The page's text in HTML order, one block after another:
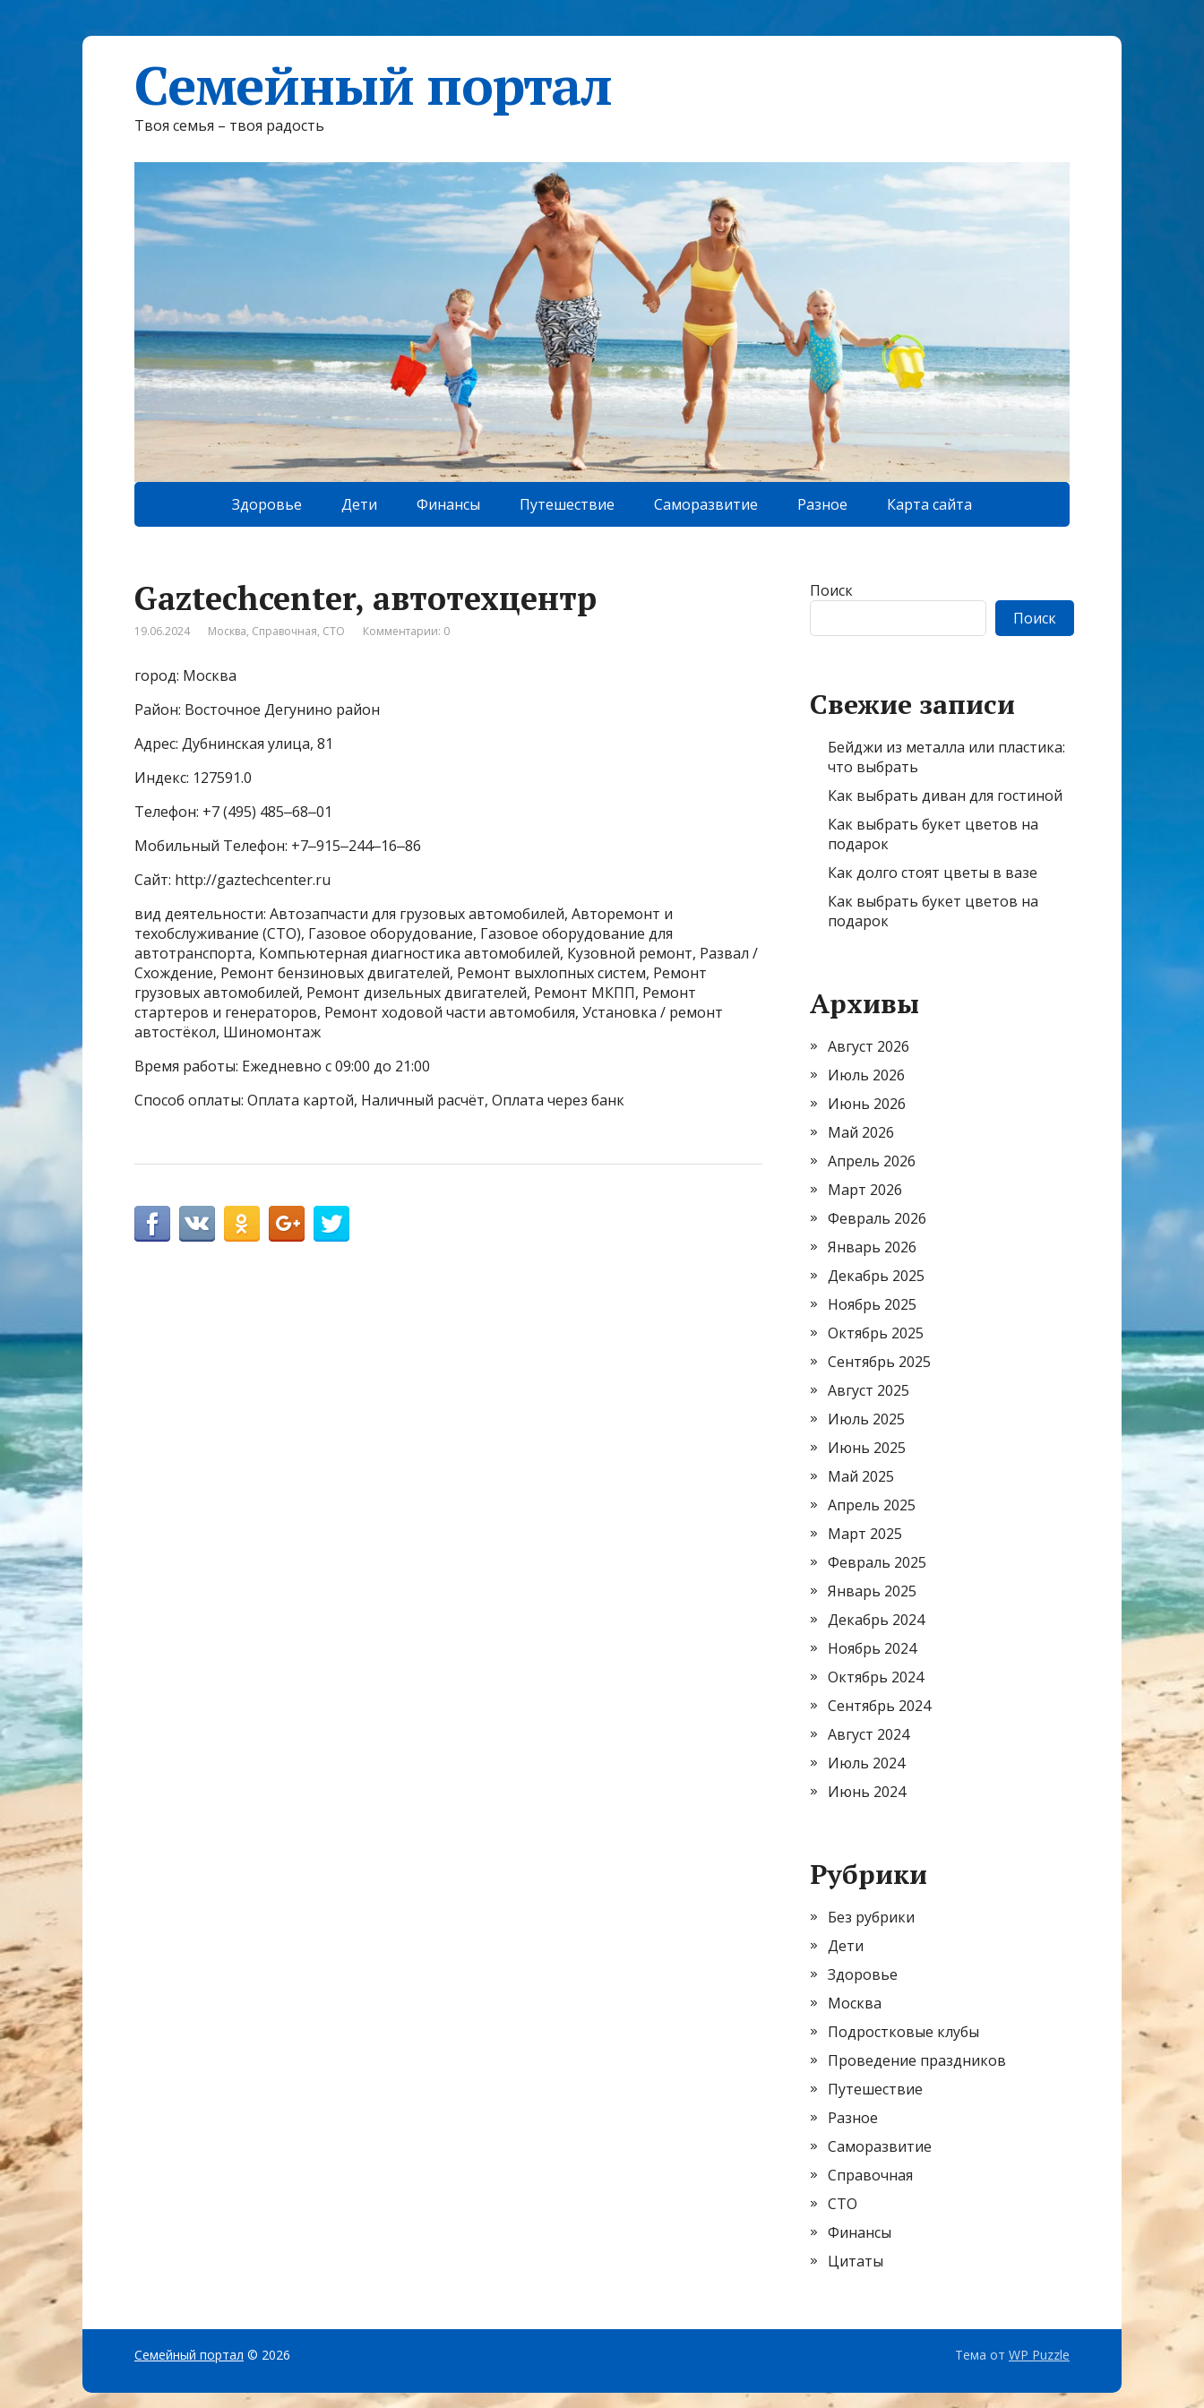
Семейный портал
Твоя семья – твоя радость
Здоровье Дети Финансы Путешествие Саморазвитие Разное Карта сайта
Gaztechcenter, автотехцентр
19.06.2024 Москва, Справочная, СТО Комментарии: 0
город: Москва
Район: Восточное Дегунино район
Адрес: Дубнинская улица, 81
Индекс: 127591.0
Телефон: +7 (495) 485‒68‒01
Мобильный Телефон: +7‒915‒244‒16‒86
Сайт: http://gaztechcenter.ru
вид деятельности: Автозапчасти для грузовых автомобилей, Авторемонт и
техобслуживание (СТО), Газовое оборудование, Газовое оборудование для
автотранспорта, Компьютерная диагностика автомобилей, Кузовной ремонт, Развал /
Схождение, Ремонт бензиновых двигателей, Ремонт выхлопных систем, Ремонт
грузовых автомобилей, Ремонт дизельных двигателей, Ремонт МКПП, Ремонт
стартеров и генераторов, Ремонт ходовой части автомобиля, Установка / ремонт
автостёкол, Шиномонтаж
Время работы: Ежедневно с 09:00 до 21:00
Способ оплаты: Оплата картой, Наличный расчёт, Оплата через банк
Поиск
Поиск
Свежие записи
Бейджи из металла или пластика:
что выбрать
Как выбрать диван для гостиной
Как выбрать букет цветов на
подарок
Как долго стоят цветы в вазе
Как выбрать букет цветов на
подарок
Архивы
Август 2026
Июль 2026
Июнь 2026
Май 2026
Апрель 2026
Март 2026
Февраль 2026
Январь 2026
Декабрь 2025
Ноябрь 2025
Октябрь 2025
Сентябрь 2025
Август 2025
Июль 2025
Июнь 2025
Май 2025
Апрель 2025
Март 2025
Февраль 2025
Январь 2025
Декабрь 2024
Ноябрь 2024
Октябрь 2024
Сентябрь 2024
Август 2024
Июль 2024
Июнь 2024
Рубрики
Без рубрики
Дети
Здоровье
Москва
Подростковые клубы
Проведение праздников
Путешествие
Разное
Саморазвитие
Справочная
СТО
Финансы
Цитаты
Семейный портал © 2026 Тема от WP Puzzle